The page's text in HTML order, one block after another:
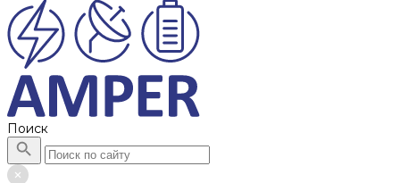
Поиск